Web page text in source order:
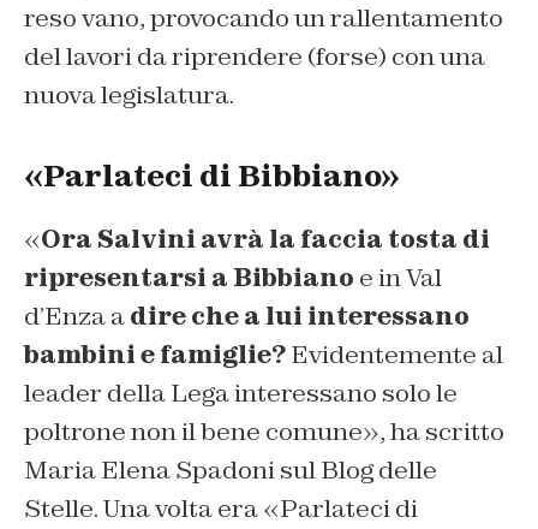
reso vano, provocando un rallentamento
del lavori da riprendere (forse) con una
nuova legislatura.
«Parlateci di Bibbiano»
«Ora Salvini avrà la faccia tosta di
ripresentarsi a Bibbiano e in Val
d’Enza adire che a lui interessano
bambini e famiglie?Evidentemente al
leader della Lega interessano solo le
poltrone non il bene comune», ha scritto
Maria Elena Spadoni sul Blog delle
Stelle. Una volta era «Parlateci di